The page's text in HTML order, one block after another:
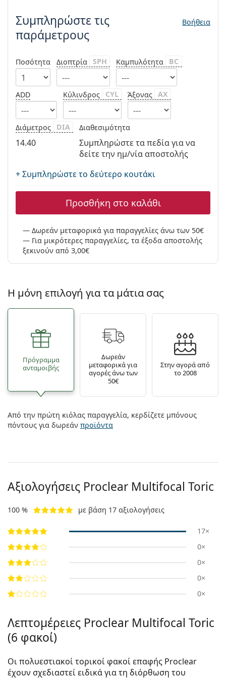
Prada
Συμπληρώστε τις
παράμετρους
Βοήθεια
Ποσότητα Διοπτρία SPH Καμπυλότητα BC
ADD Κύλινδρος CYL Άξονας AX
Διάμετρος DIA
14.40
Διαθεσιμότητα
Συμπληρώστε τα πεδία για να
δείτε την ημ/νία αποστολής
+ Συμπληρώστε το δεύτερο κουτάκι
Προσθήκη στο καλάθι
Δωρεάν μεταφορικά για παραγγελίες άνω των 50€
Για μικρότερες παραγγελίες, τα έξοδα αποστολής
ξεκινούν από 3,00€
Η μόνη επιλογή για τα μάτια σας
Πρόγραμμα
ανταμοιβής
Δωρεάν
μεταφορικά για
αγορές άνω των
50€
Στην αγορά από
το 2008
Από την πρώτη κιόλας παραγγελία, κερδίζετε μπόνους
πόντους για δωρεάν προϊόντα
Αξιολογήσεις Proclear Multifocal Toric
100 % με βάση 17 αξιολογήσεις
17×
0×
0×
0×
0×
Λεπτομέρειες Proclear Multifocal Toric
(6 φακοί)
Οι πολυεστιακοί τορικοί φακοί επαφής Proclear
έχουν σχεδιαστεί ειδικά για τη διόρθωση του